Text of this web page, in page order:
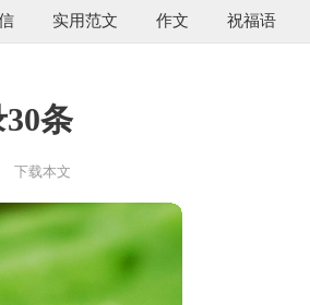
实用范文 作文 祝福语
条
下载本文